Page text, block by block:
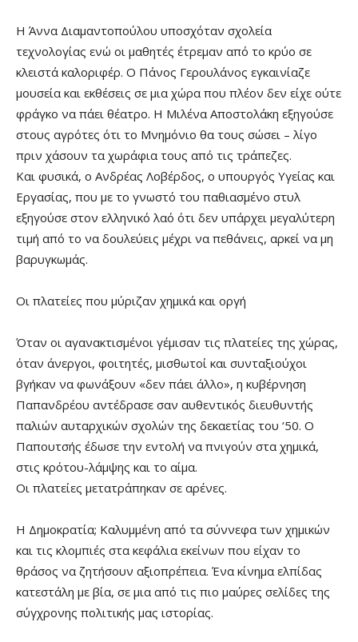
Η Άννα Διαμαντοπούλου υποσχόταν σχολεία
τεχνολογίας ενώ οι μαθητές έτρεμαν από το κρύο σε
κλειστά καλοριφέρ. Ο Πάνος Γερουλάνος εγκαινίαζε
μουσεία και εκθέσεις σε μια χώρα που πλέον δεν είχε ούτε
φράγκο να πάει θέατρο. Η Μιλένα Αποστολάκη εξηγούσε
στους αγρότες ότι το Μνημόνιο θα τους σώσει – λίγο
πριν χάσουν τα χωράφια τους από τις τράπεζες.
Και φυσικά, ο Ανδρέας Λοβέρδος, ο υπουργός Υγείας και
Εργασίας, που με το γνωστό του παθιασμένο στυλ
εξηγούσε στον ελληνικό λαό ότι δεν υπάρχει μεγαλύτερη
τιμή από το να δουλεύεις μέχρι να πεθάνεις, αρκεί να μη
βαρυγκωμάς.
Οι πλατείες που μύριζαν χημικά και οργή
Όταν οι αγανακτισμένοι γέμισαν τις πλατείες της χώρας,
όταν άνεργοι, φοιτητές, μισθωτοί και συνταξιούχοι
βγήκαν να φωνάξουν «δεν πάει άλλο», η κυβέρνηση
Παπανδρέου αντέδρασε σαν αυθεντικός διευθυντής
παλιών αυταρχικών σχολών της δεκαετίας του ‘50. Ο
Παπουτσής έδωσε την εντολή να πνιγούν στα χημικά,
στις κρότου-λάμψης και το αίμα.
Οι πλατείες μετατράπηκαν σε αρένες.
Η Δημοκρατία; Καλυμμένη από τα σύννεφα των χημικών
και τις κλομπιές στα κεφάλια εκείνων που είχαν το
θράσος να ζητήσουν αξιοπρέπεια. Ένα κίνημα ελπίδας
κατεστάλη με βία, σε μια από τις πιο μαύρες σελίδες της
σύγχρονης πολιτικής μας ιστορίας.